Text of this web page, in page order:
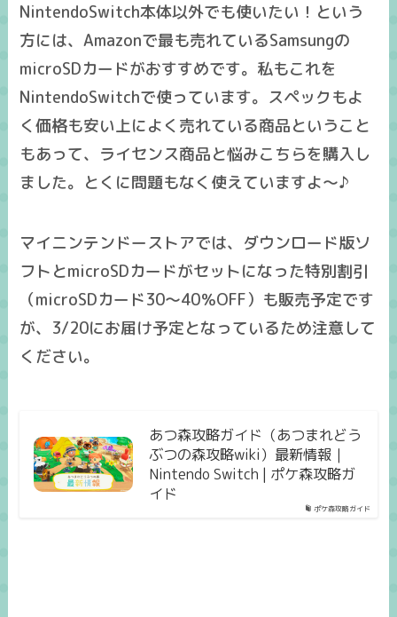
NintendoSwitch本体以外でも使いたい！という
方には、Amazonで最も売れているSamsungの
microSDカードがおすすめです。私もこれを
NintendoSwitchで使っています。スペックもよ
く価格も安い上によく売れている商品ということ
もあって、ライセンス商品と悩みこちらを購入し
ました。とくに問題もなく使えていますよ～♪
マイニンテンドーストアでは、ダウンロード版ソ
フトとmicroSDカードがセットになった特別割引
（microSDカード30～40％OFF）も販売予定です
が、 3/20にお届け予定となっているため注意 して
ください。
ポケ森攻略ガイド
あつ森攻略ガイド（あつまれどう
ぶつの森攻略wiki）最新情報｜
Nintendo Switch | ポケ森攻略ガ
イド